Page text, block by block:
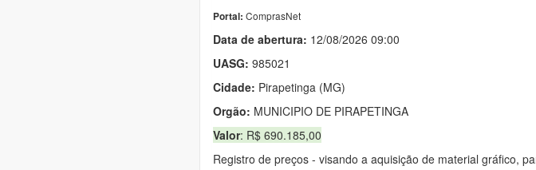
Portal: ComprasNet
Data de abertura: 12/08/2026 09:00
UASG: 985021
Cidade: Pirapetinga (MG)
Orgão: MUNICIPIO DE PIRAPETINGA
Valor: R$ 690.185,00
Registro de preços - visando a aquisição de material gráfico,